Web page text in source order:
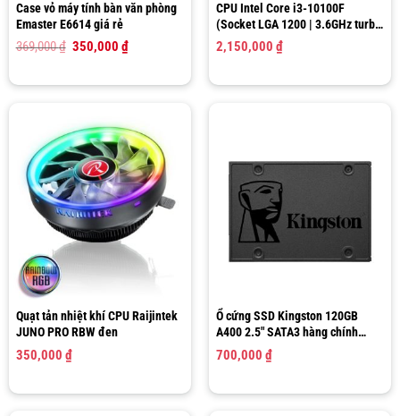
Case vỏ máy tính bàn văn phòng
Emaster E6614 giá rẻ
369,000₫ Giá
369,000 ₫.
350,000 ₫Giá
là:
CPU Intel Core i3-10100F
(Socket LGA 1200 | 3.6GHz turbo
up to 4.3Ghz | 4 nhân 8 luồng |
6MB Cache)
2,150,000 ₫
Quạt tản nhiệt khí CPU Raijintek
JUNO PRO RBW đen
350,000 ₫
Ổ cứng SSD Kingston 120GB
A400 2.5″ SATA3 hàng chính
hãng
700,000 ₫